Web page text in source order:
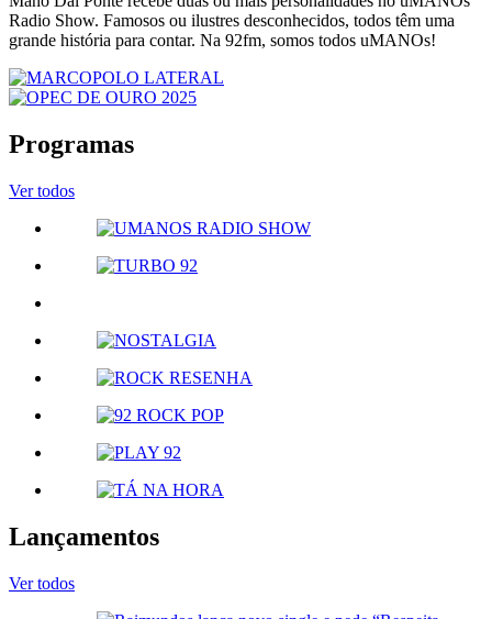
Radio Show. Famosos ou ilustres desconhecidos, todos têm uma
grande história para contar. Na 92fm, somos todos uMANOs!
Programas
Ver todos
Lançamentos
Ver todos